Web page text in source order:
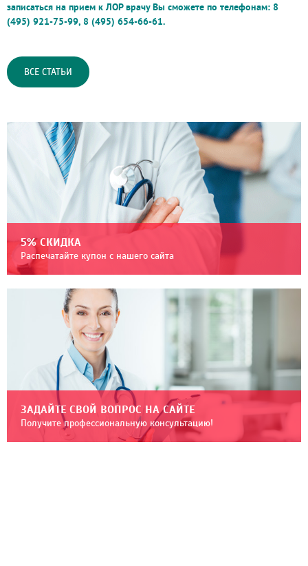
записаться на прием к ЛОР врачу Вы сможете по телефонам: 8
(495) 921-75-99, 8 (495) 654-66-61.
ВСЕ СТАТЬИ
5% СКИДКА
Распечатайте купон с нашего сайта
ЗАДАЙТЕ СВОЙ ВОПРОС НА САЙТЕ
Получите профессиональную консультацию!